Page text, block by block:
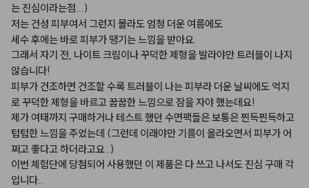
는 진심이라는점...)
저는 건성 피부여서 그런지 몰라도 엄청 더운 여름에도
세수후에는 바로피부가 땡기는 느낌을 받아요.
그래서 자기 전, 나이트 크림이나꾸덕한제형을 발라야만 트러블이 나지
않습니다!
피부가 건조하면 건조할수록 트러블이 나는피부라 더운 날씨에도 억지
로꾸덕한제형을 바르고꿉꿉한 느낌으로잠을자야했는데요!
제가 여태까지 구매하거나 테스트했던 수면팩들은보통은찐득찐득하고
텁텁한 느낌을주었는데 (그런데 이래야만 기름이 올라오면서 피부가 어
쩌고좋다고하더라고요..)
이번 체험단에 당첨되어 사용했던 이 제품은 다 쓰고 나서도 진심 구매 각
입니다..